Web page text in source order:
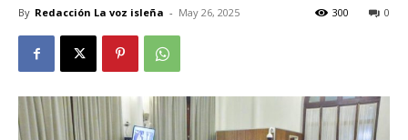
By Redacción La voz isleña - May 26, 2025 0
300